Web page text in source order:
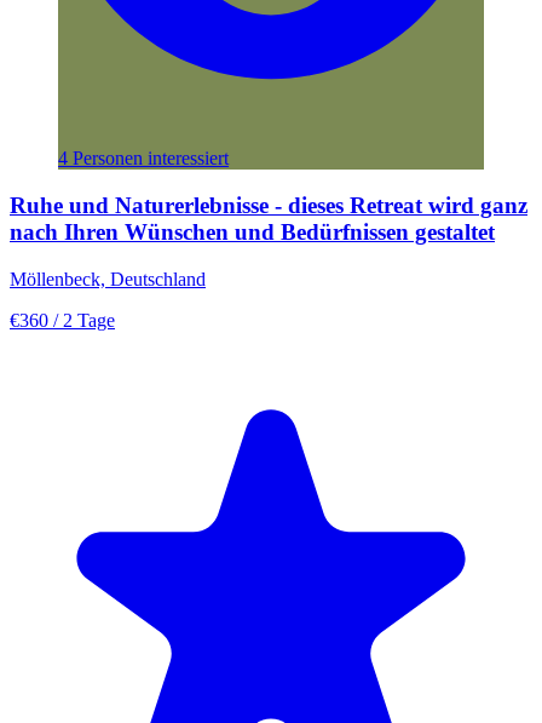
4 Personen interessiert
Ruhe und Naturerlebnisse - dieses Retreat wird ganz
nach Ihren Wünschen und Bedürfnissen gestaltet
Möllenbeck, Deutschland
€360 / 2 Tage